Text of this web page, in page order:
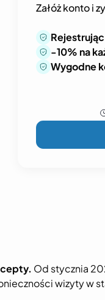
Załóż konto i
-10% na
Wygodne
Od stycznia
wizyty w